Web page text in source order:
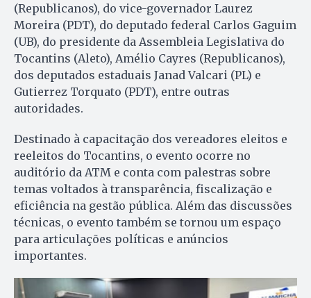
(Republicanos), do vice-governador Laurez
Moreira (PDT), do deputado federal Carlos Gaguim
(UB), do presidente da Assembleia Legislativa do
Tocantins (Aleto), Amélio Cayres (Republicanos),
dos deputados estaduais Janad Valcari (PL) e
Gutierrez Torquato (PDT), entre outras
autoridades.
Destinado à capacitação dos vereadores eleitos e
reeleitos do Tocantins, o evento ocorre no
auditório da ATM e conta com palestras sobre
temas voltados à transparência, fiscalização e
eficiência na gestão pública. Além das discussões
técnicas, o evento também se tornou um espaço
para articulações políticas e anúncios
importantes.